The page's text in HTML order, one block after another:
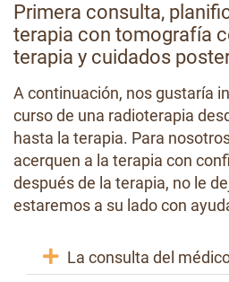
Primera consulta,
terapia con tomografía
terapia y cuidados
A continuación, nos gustaría
curso de una radioterapia
hasta la terapia. Para
acerquen a la terapia con
después de la terapia, no le
estaremos a su lado con
La consulta del